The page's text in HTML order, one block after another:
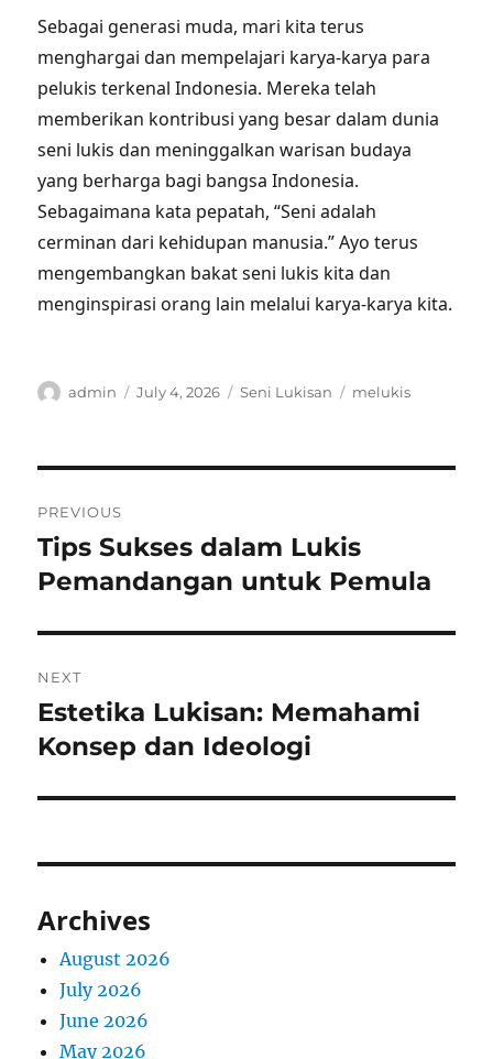
Sebagai generasi muda, mari kita terus
menghargai dan mempelajari karya-karya para
pelukis terkenal Indonesia. Mereka telah
memberikan kontribusi yang besar dalam dunia
seni lukis dan meninggalkan warisan budaya
yang berharga bagi bangsa Indonesia.
Sebagaimana kata pepatah, “Seni adalah
cerminan dari kehidupan manusia.” Ayo terus
mengembangkan bakat seni lukis kita dan
menginspirasi orang lain melalui karya-karya kita.
Author
admin
Posted
July 4, 2026 Categories
Seni Lukisan Tags
melukis
navigation
PREVIOUS
Previous
post:
Tips Sukses dalam Lukis
Pemandangan untuk Pemula
NEXT
Next
post:
Estetika Lukisan: Memahami
Konsep dan Ideologi
Archives
August 2026
July 2026
June 2026
May 2026